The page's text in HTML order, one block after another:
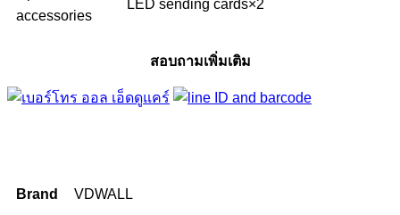
accessories
LED sending cards×2
สอบถามเพิ่มเติม
Brand VDWALL